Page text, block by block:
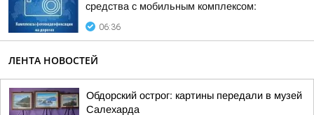
средства с мобильным комплексом:
06:36
ЛЕНТА НОВОСТЕЙ
Обдорский острог: картины передали в музей
Салехарда